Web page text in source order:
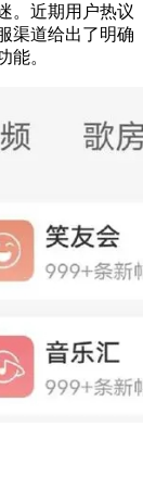
。近期用户热议
渠道给出了明确
能。